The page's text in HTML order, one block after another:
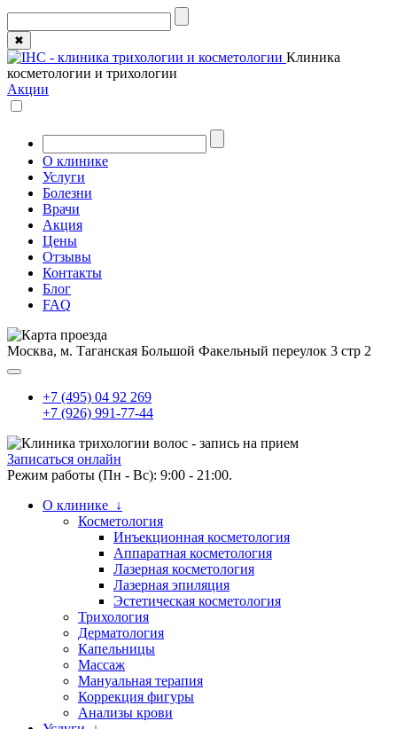
✖
Клиника
косметологии и трихологии
Акции
О клинике
Услуги
Болезни
Врачи
Акция
Цены
Отзывы
Контакты
Блог
FAQ
Москва, м. Таганская Большой Факельный переулок 3 стр 2
+7 (495) 04 92 269
+7 (926) 991-77-44
Записаться онлайн
Режим работы (Пн - Вс): 9:00 - 21:00.
О клинике ↓
Косметология
Инъекционная косметология
Аппаратная косметология
Лазерная косметология
Лазерная эпиляция
Эстетическая косметология
Трихология
Дерматология
Капельницы
Массаж
Мануальная терапия
Коррекция фигуры
Анализы крови